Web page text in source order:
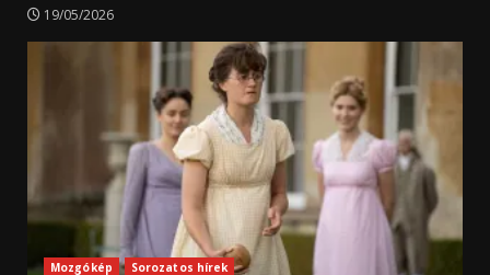
19/05/2026
Mozgókép Sorozatos hírek